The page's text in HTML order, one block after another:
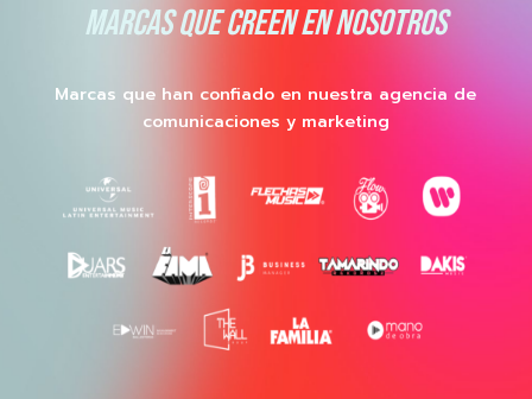
MARCAS QUE CREEN EN NOSOTROS
Marcas que han confiado en nuestra agencia de
comunicaciones y marketing